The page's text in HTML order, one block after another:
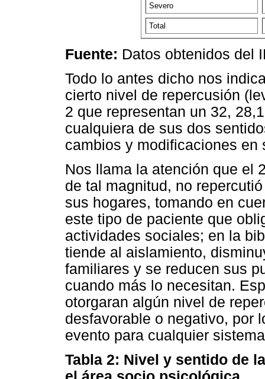
Severo
Total
Fuente: Datos obtenidos del
Todo lo antes dicho nos
cierto nivel de repercusión
2 que representan un 32,
cualquiera de sus dos
cambios y modificaciones
Nos llama la atención que el
de tal magnitud, no
sus hogares, tomando en
este tipo de paciente que
actividades sociales; en la
tiende al aislamiento,
familiares y se reducen sus
cuando más lo necesitan.
otorgaran algún nivel de
desfavorable o negativo, por
evento para cualquier
Tabla 2: Nivel y sentido de